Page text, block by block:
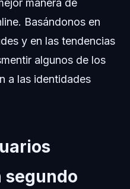
manera de
Basándonos en
y en las tendencias
algunos de los
a las identidades
segundo